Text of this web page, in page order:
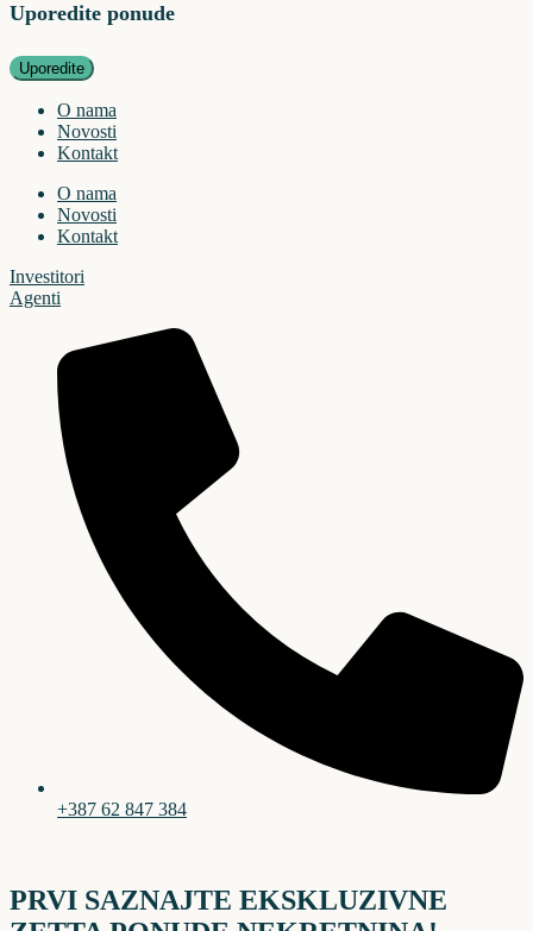
Uporedite ponude
Uporedite
O nama
Novosti
Kontakt
O nama
Novosti
Kontakt
Investitori
Agenti
+387 62 847 384
PRVI SAZNAJTE EKSKLUZIVNE